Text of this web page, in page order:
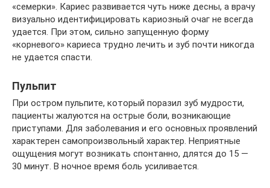
«семерки». Кариес развивается чуть ниже десны, а врачу
визуально идентифицировать кариозный очаг не всегда
удается. При этом, сильно запущенную форму
«корневого» кариеса трудно лечить и зуб почти никогда
не удается спасти.
Пульпит
При остром пульпите, который поразил зуб мудрости,
пациенты жалуются на острые боли, возникающие
приступами. Для заболевания и его основных проявлений
характерен самопроизвольный характер. Неприятные
ощущения могут возникать спонтанно, длятся до 15 —
30 минут. В ночное время боль усиливается.